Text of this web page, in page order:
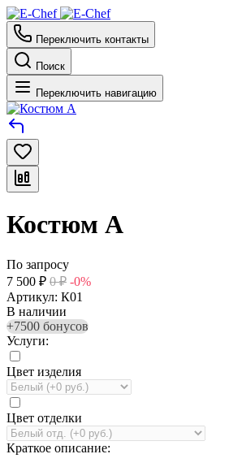
Переключить контакты
Поиск
Переключить навигацию
Костюм А
По запросу
7 500 ₽ 0 ₽ -0%
Артикул: К01
В наличии
+7500 бонусов
Услуги:
Цвет изделия
Цвет отделки
Краткое описание: